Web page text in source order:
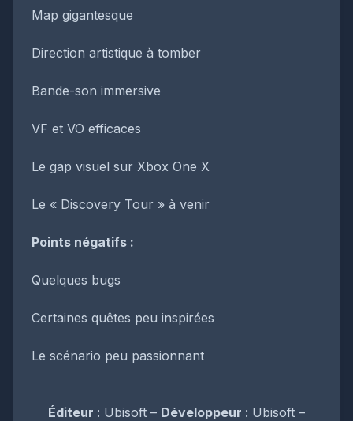
Map gigantesque
Direction artistique à tomber
Bande-son immersive
VF et VO efficaces
Le gap visuel sur Xbox One X
Le « Discovery Tour » à venir
Points négatifs :
Quelques bugs
Certaines quêtes peu inspirées
Le scénario peu passionnant
Éditeur : Ubisoft – Développeur : Ubisoft –